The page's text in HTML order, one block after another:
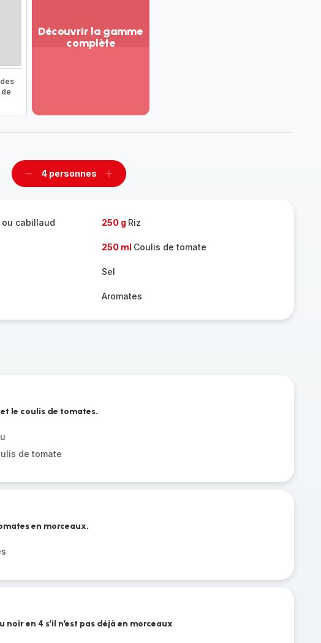
de
Découvrir la gamme
complète
gamme
Supprimer
4 personnes
Ajouter
ou cabillaud 250 g Riz
250 ml Coulis de tomate
Sel
Aromates
et le coulis de tomates.
de tomate
en morceaux.
noir en 4 s’il n’est pas déjà en morceaux